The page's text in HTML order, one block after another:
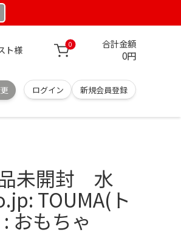
ト様 0 合計金額
0円
ログイン 新規会員登録
未開封 水
TOUMA(ト
おもちゃ